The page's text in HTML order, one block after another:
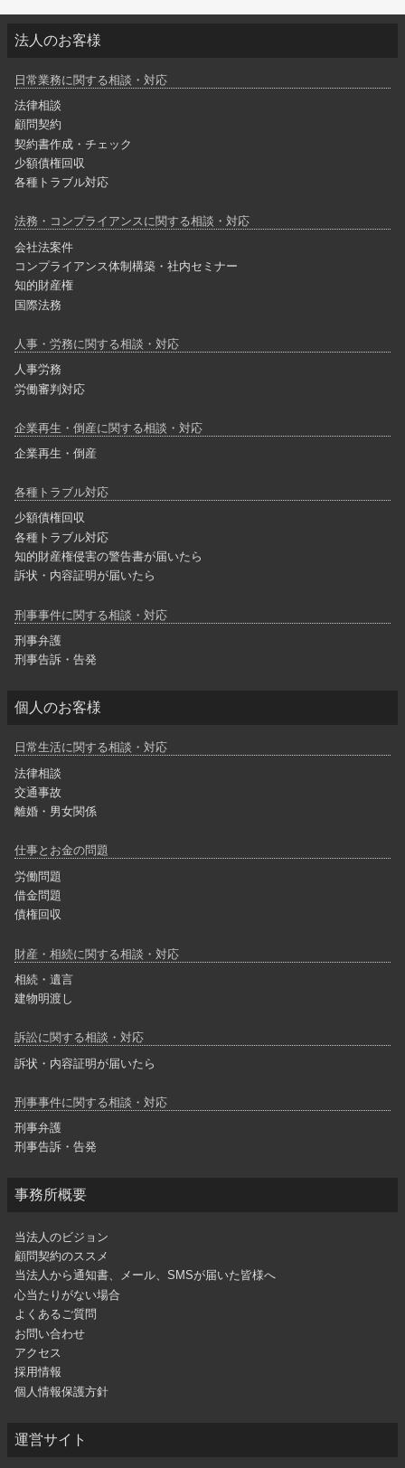
法人のお客様
日常業務に関する相談・対応
法律相談
顧問契約
契約書作成・チェック
少額債権回収
各種トラブル対応
法務・コンプライアンスに関する相談・対応
会社法案件
コンプライアンス体制構築・社内セミナー
知的財産権
国際法務
人事・労務に関する相談・対応
人事労務
労働審判対応
企業再生・倒産に関する相談・対応
企業再生・倒産
各種トラブル対応
少額債権回収
各種トラブル対応
知的財産権侵害の警告書が届いたら
訴状・内容証明が届いたら
刑事事件に関する相談・対応
刑事弁護
刑事告訴・告発
個人のお客様
日常生活に関する相談・対応
法律相談
交通事故
離婚・男女関係
仕事とお金の問題
労働問題
借金問題
債権回収
財産・相続に関する相談・対応
相続・遺言
建物明渡し
訴訟に関する相談・対応
訴状・内容証明が届いたら
刑事事件に関する相談・対応
刑事弁護
刑事告訴・告発
事務所概要
当法人のビジョン
顧問契約のススメ
当法人から通知書、メール、SMSが届いた皆様へ
心当たりがない場合
よくあるご質問
お問い合わせ
アクセス
採用情報
個人情報保護方針
運営サイト